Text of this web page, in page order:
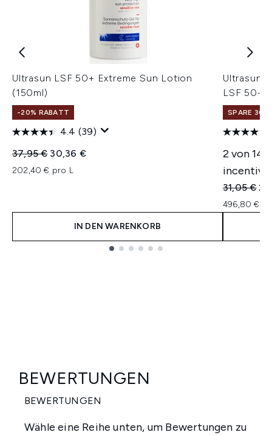
Ultrasun LSF 50+ Extreme Sun Lotion
(150ml)
-20% RABATT
4.4 (39)
Unverbindliche Preisempfehlung:
37,95 € Aktueller Preis:
30,36 €
202,40 € pro L
IN DEN WARENKORB
Ultrasun
LSF 50+
SPARE 30%
2 von
31,05 €
496,80 €